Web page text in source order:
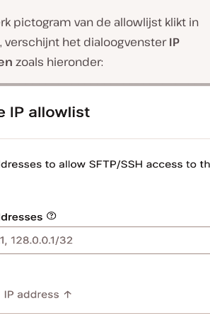
pictogram van de allowlijst klikt in
verschijnt het dialoogvensterIP
zoals hieronder: